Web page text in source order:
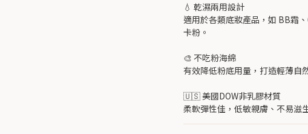
💧 乾濕兩用設計
適用於各類底妝產品，如 BB霜
卡粉。
🎨 不吃粉海綿
有效降低粉底用量，打造輕薄自
🇺🇸 美國DOW非乳膠材質
柔軟彈性佳，低敏親膚、不易滋